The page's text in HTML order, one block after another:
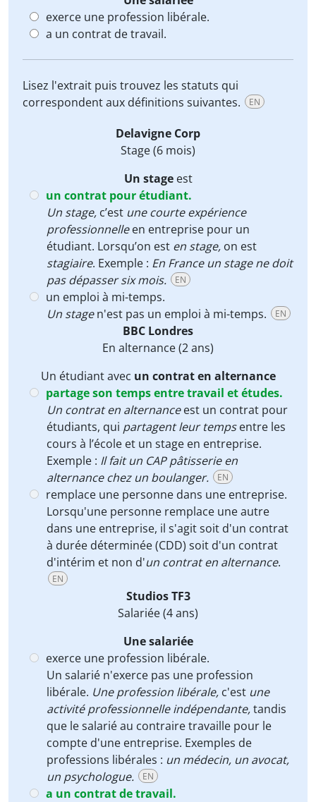
exerce une profession libérale.
a un contrat de travail.
Lisez l'extrait puis trouvez les statuts qui
correspondent aux définitions suivantes.
EN
Delavigne Corp
Stage(6 mois)
Un stageest
un contrat pour étudiant.
Un stage, c’est une courte expérience
professionnelleen entreprise pour un
étudiant. Lorsqu’on est en stage, on est
stagiaire. Exemple : En France un stage ne doit
pas dépasser six mois.
EN
un emploi à mi-temps.
Un stagen'est pas un emploi à mi-temps. EN
BBC Londres
En alternance(2 ans)
Un étudiant avec un contrat en alternance
partage son temps entre travail et études.
Un contrat en alternanceest un contrat pour
étudiants, qui partagent leur tempsentre les
cours à l’école et un stage en entreprise.
Exemple : Il fait un CAP pâtisserie en
alternance chez un boulanger.
EN
remplace une personne dans une entreprise.
Lorsqu'une personne remplace une autre
dans une entreprise, il s'agit soit d'un contrat
à durée déterminée (CDD) soit d'un contrat
d'intérim et non d'un contrat en alternance.
EN
Studios TF3
Salariée(4 ans)
Une salariée
exerce une profession libérale.
Un salarié n'exerce pas une profession
libérale. Une profession libérale, c'est une
activité professionnelle indépendante,tandis
que le salarié au contraire travaille pour le
compte d'une entreprise. Exemples de
professions libérales : un médecin, un avocat,
un psychologue.
EN
a un contrat de travail.